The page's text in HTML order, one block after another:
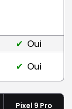
Oui
Oui
Pixel 9 Pro